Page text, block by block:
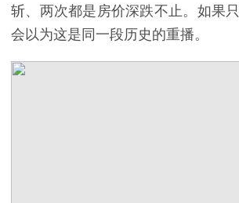
斩、两次都是房价深跌不止。如果
会以为这是同一段历史的重播。